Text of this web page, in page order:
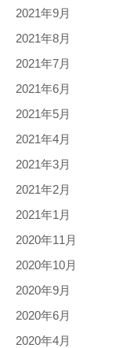
2021年9月
2021年8月
2021年7月
2021年6月
2021年5月
2021年4月
2021年3月
2021年2月
2021年1月
2020年11月
2020年10月
2020年9月
2020年6月
2020年4月